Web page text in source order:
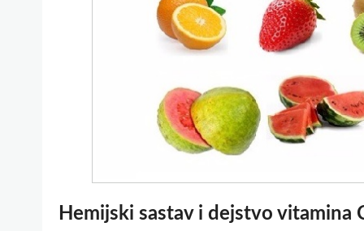
Hemijski sastav i dejstvo vitamina